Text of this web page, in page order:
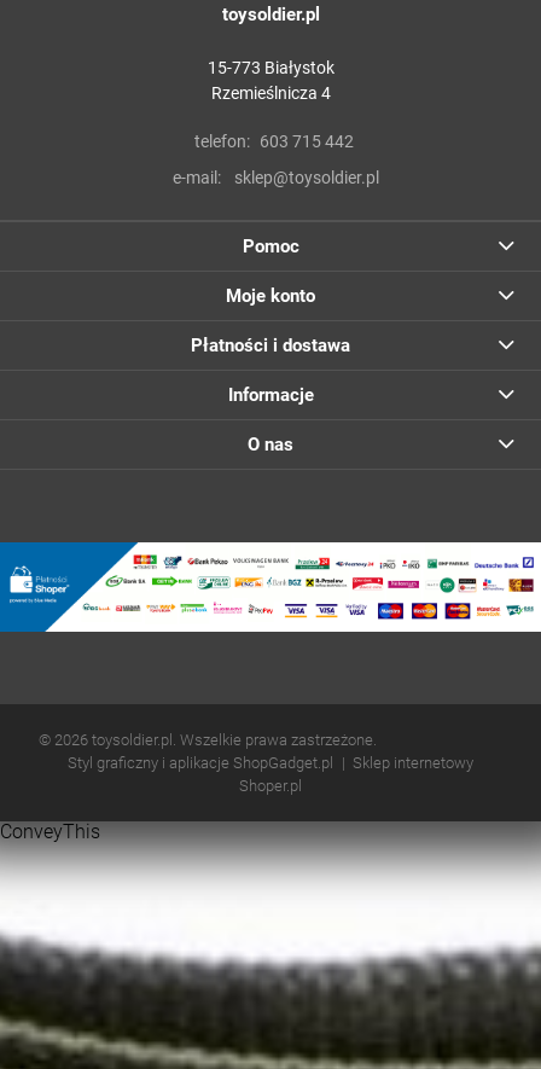
toysoldier.pl
15-773 Białystok
Rzemieślnicza 4
telefon: 603 715 442
e-mail:
sklep@toysoldier.pl
Pomoc
Moje konto
Płatności i dostawa
Informacje
O nas
© 2026 toysoldier.pl. Wszelkie prawa zastrzeżone.
Styl graficzny i aplikacje ShopGadget.pl
Sklep internetowy
Shoper.pl
ConveyThis